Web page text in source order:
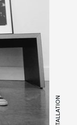
INSTALLATION